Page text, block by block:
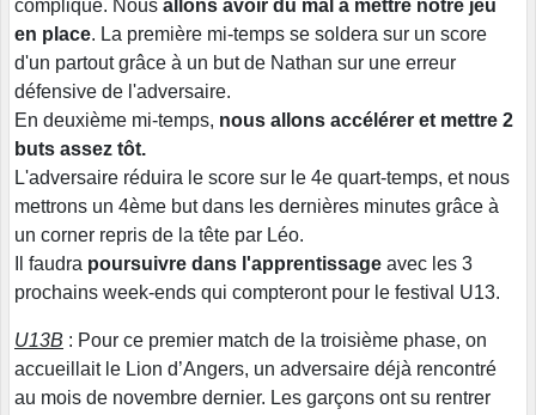
compliqué. Nous allons avoir du mal à mettre notre jeu
en place. La première mi-temps se soldera sur un score
d'un partout grâce à un but de Nathan sur une erreur
défensive de l'adversaire.
En deuxième mi-temps, nous allons accélérer et mettre 2
buts assez tôt.
L'adversaire réduira le score sur le 4e quart-temps, et nous
mettrons un 4ème but dans les dernières minutes grâce à
un corner repris de la tête par Léo.
Il faudra poursuivre dans l'apprentissage avec les 3
prochains week-ends qui compteront pour le festival U13.
U13B : Pour ce premier match de la troisième phase, on
accueillait le Lion d’Angers, un adversaire déjà rencontré
au mois de novembre dernier. Les garçons ont su rentrer